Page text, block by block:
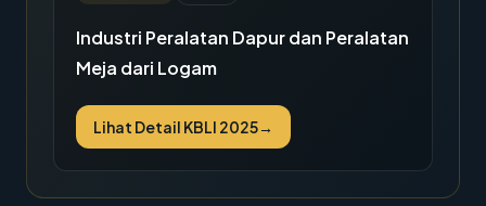
Industri Peralatan Dapur dan Peralatan
Meja dari Logam
Lihat Detail KBLI 2025→